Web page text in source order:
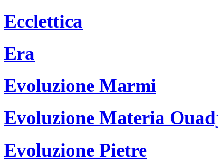
Ecclettica
Era
Evoluzione Marmi
Evoluzione Materia
Evoluzione Pietre